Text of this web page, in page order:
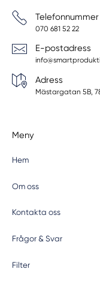
Telefonnummer
070 681 52 22
E-postadress
Adress
Mästargatan 5B,
Meny
Hem
Om oss
Kontakta oss
Frågor & Svar
Filter